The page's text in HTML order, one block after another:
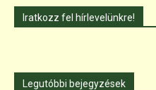
Iratkozz fel hírlevelünkre!
Legutóbbi bejegyzések